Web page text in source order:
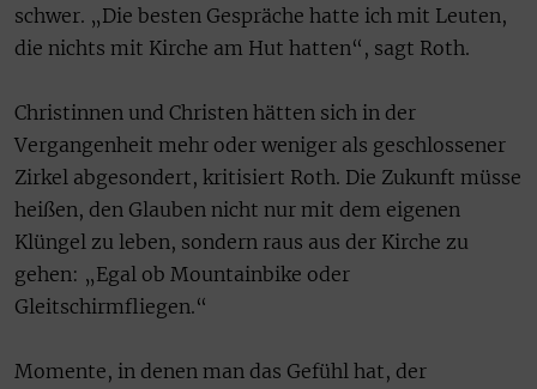
schwer. „Die besten Gespräche hatte ich mit Leuten,
die nichts mit Kirche am Hut hatten“, sagt Roth.
Christinnen und Christen hätten sich in der
Vergangenheit mehr oder weniger als geschlossener
Zirkel abgesondert, kritisiert Roth. Die Zukunft müsse
heißen, den Glauben nicht nur mit dem eigenen
Klüngel zu leben, sondern raus aus der Kirche zu
gehen: „Egal ob Mountainbike oder
Gleitschirmfliegen.“
Momente, in denen man das Gefühl hat, der